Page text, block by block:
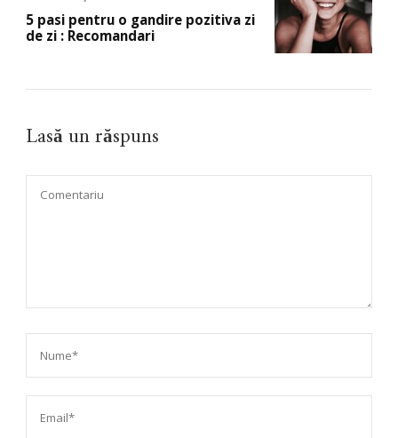
5 pasi pentru o gandire pozitiva zi
de zi : Recomandari
Lasă un răspuns